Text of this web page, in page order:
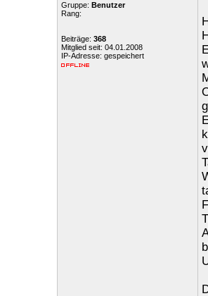
Gruppe: Benutzer
Rang:
Beiträge: 368
Mitglied seit: 04.01.2008
IP-Adresse: gespeichert